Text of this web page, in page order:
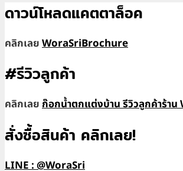
ดาวน์โหลดแคตตาล็อค
คลิกเลยWoraSriBrochure
#รีวิวลูกค้า
คลิกเลยก๊อกน้ำตกแต่งบ้าน รีวิวลูกค้าร้าน
สั่งซื้อสินค้า คลิกเลย!
LINE : @WoraSri